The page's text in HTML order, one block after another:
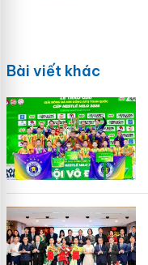
Bài viết khác